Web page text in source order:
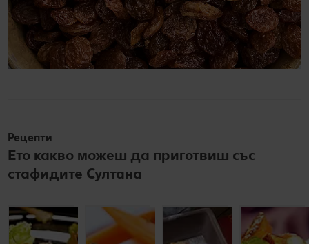
Рецепти
Ето какво можеш да приготвиш със
стафидите Султана
Патешко
филе с
Свински
руладини
Печени
ябълки с